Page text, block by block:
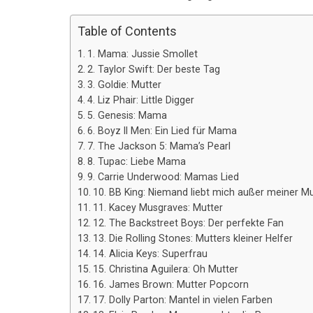
Table of Contents
1. Mama: Jussie Smollet
2. Taylor Swift: Der beste Tag
3. Goldie: Mutter
4. Liz Phair: Little Digger
5. Genesis: Mama
6. Boyz II Men: Ein Lied für Mama
7. The Jackson 5: Mama’s Pearl
8. Tupac: Liebe Mama
9. Carrie Underwood: Mamas Lied
10. BB King: Niemand liebt mich außer meiner
11. Kacey Musgraves: Mutter
12. The Backstreet Boys: Der perfekte Fan
13. Die Rolling Stones: Mutters kleiner Helfer
14. Alicia Keys: Superfrau
15. Christina Aguilera: Oh Mutter
16. James Brown: Mutter Popcorn
17. Dolly Parton: Mantel in vielen Farben